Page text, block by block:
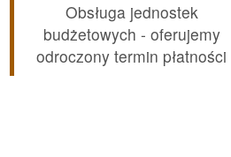
Obsługa jednostek
budżetowych - oferujemy
odroczony termin płatności